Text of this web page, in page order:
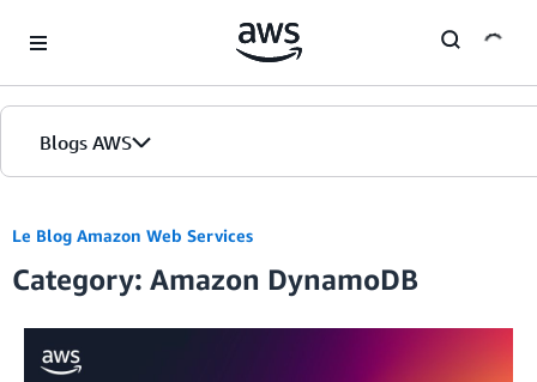
Blogs AWS
Accueil
Éditions
Le Blog Amazon Web Services
Category: Amazon DynamoDB